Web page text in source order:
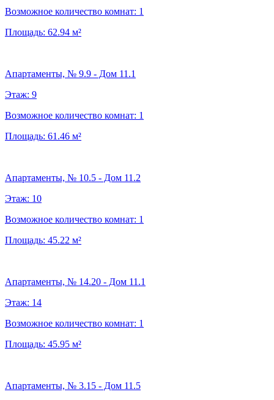
Возможное количество комнат: 1
Площадь: 62.94 м²
Апартаменты, № 9.9 - Дом 11.1
Этаж: 9
Возможное количество комнат: 1
Площадь: 61.46 м²
Апартаменты, № 10.5 - Дом 11.2
Этаж: 10
Возможное количество комнат: 1
Площадь: 45.22 м²
Апартаменты, № 14.20 - Дом 11.1
Этаж: 14
Возможное количество комнат: 1
Площадь: 45.95 м²
Апартаменты, № 3.15 - Дом 11.5